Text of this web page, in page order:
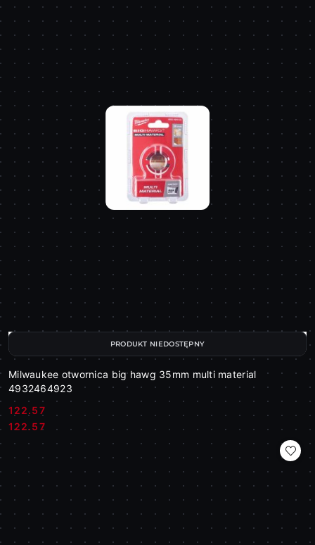
Milwaukee otwornica big hawg 35mm multi material
4932464923
Cena:
122.57
Cena:
122.57
PRODUKT NIEDOSTĘPNY